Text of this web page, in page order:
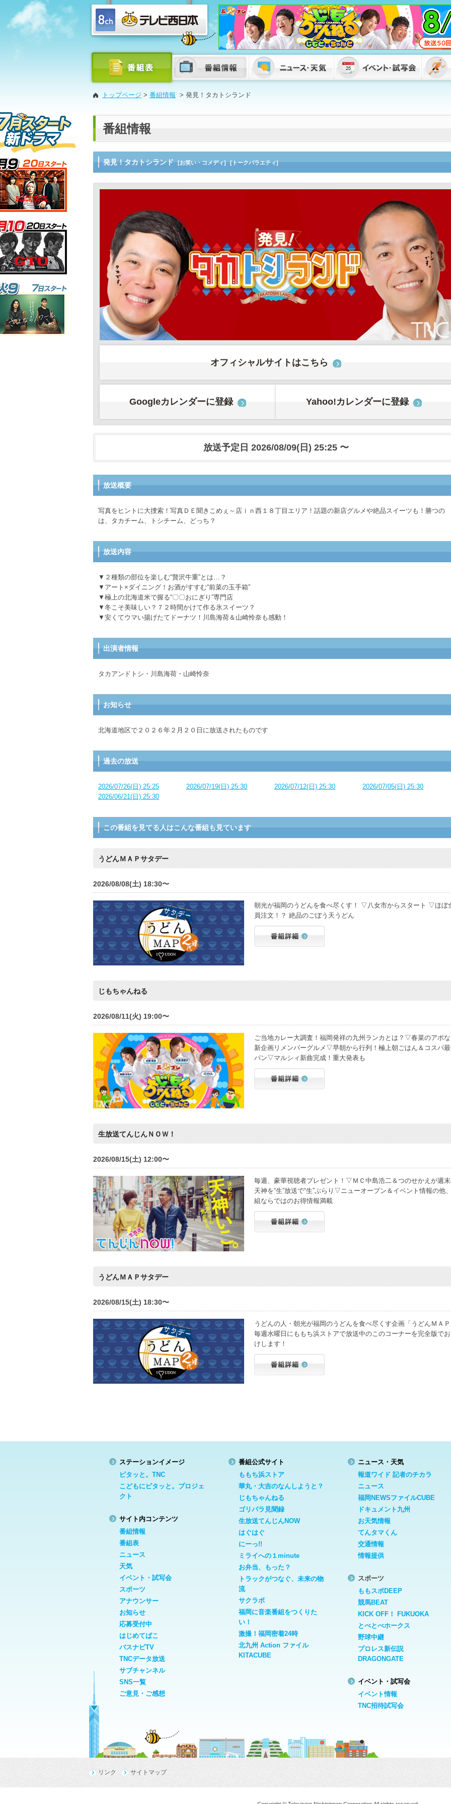
トップページ > 番組情報 > 発見！タカトシランド
番組情報
発見！タカトシランド [お笑い・コメディ] [トークバラエティ]
オフィシャルサイトはこちら
Googleカレンダーに登録 Yahoo!カレンダーに登録
放送予定日 2026/08/09(日) 25:25 〜
放送概要
写真をヒントに大捜索！写真ＤＥ聞きこめぇ～店ｉｎ西１８丁目エリア！話題の新店グルメや絶品スイーツも！勝つの
は、タカチーム、トシチーム、どっち？
放送内容
▼２種類の部位を楽しむ“贅沢牛重”とは…？
▼アート×ダイニング！お酒がすすむ“前菜の玉手箱”
▼極上の北海道米で握る“〇〇おにぎり”専門店
▼冬こそ美味しい？７２時間かけて作る氷スイーツ？
▼安くてウマい揚げたてドーナツ！川島海荷＆山崎怜奈も感動！
出演者情報
タカアンドトシ・川島海荷・山崎怜奈
お知らせ
北海道地区で２０２６年２月２０日に放送されたものです
過去の放送
2026/07/26(日) 25:25 2026/07/19(日) 25:30 2026/07/12(日) 25:30
2026/07/05(日) 25:30
2026/06/21(日) 25:30
この番組を見てる人はこんな番組も見ています
うどんＭＡＰサタデー
2026/08/08(土) 18:30〜
朝光が福岡のうどんを食べ尽くす！ ▽八女市からスタート ▽ほぼ
員注文！？ 絶品のごぼう天うどん
じもちゃんねる
2026/08/11(火) 19:00〜
ご当地カレー大調査！福岡発祥の九州ランカとは？▽春菜のアポな
新企画リメンバーグルメ▽早朝から行列！極上朝ごはん＆コスパ
パン▽マルシィ新曲完成！重大発表も
生放送てんじんＮＯＷ！
2026/08/15(土) 12:00〜
毎週、豪華視聴者プレゼント！▽ＭＣ中島浩二＆つのせかえが週
天神を“生”放送で“生”ぶらり▽ニューオープン＆イベント情報の他
組ならではのお得情報満載
うどんＭＡＰサタデー
2026/08/15(土) 18:30〜
うどんの人・朝光が福岡のうどんを食べ尽くす企画「うどんＭＡＰ
毎週水曜日にももち浜ストアで放送中のこのコーナーを完全版で
けします！
ステーションイメージ
ピタッと。TNC
こどもにピタッと。プロジェ
クト
サイト内コンテンツ
番組情報
番組表
ニュース
天気
イベント・試写会
スポーツ
アナウンサー
お知らせ
応募受付中
はじめてばこ
バスナビTV
TNCデータ放送
サブチャンネル
SNS一覧
ご意見・ご感想
番組公式サイト
ももち浜ストア
華丸・大吉のなんしようと？
じもちゃんねる
ゴリパラ見聞録
生放送てんじんNOW
はぐはぐ
にーっ!!
ミライへの１minute
お弁当、もった？
トラックがつなぐ、未来の物
流
サクラボ
福岡に音楽番組をつくりた
い！
激撮！福岡密着24時
北九州 Action ファイル
KITACUBE
ニュース・天気
報道ワイド 記者のチカラ
ニュース
福岡NEWSファイルCUBE
ドキュメント九州
お天気情報
てんタマくん
交通情報
情報提供
スポーツ
ももスポDEEP
競馬BEAT
KICK OFF！ FUKUOKA
とべとべホークス
野球中継
プロレス新伝説
DRAGONGATE
イベント・試写会
イベント情報
TNC招待試写会
リンク サイトマップ